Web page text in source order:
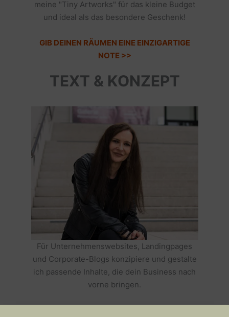
meine "Tiny Artworks" für das kleine Budget
und ideal als das besondere Geschenk!
GIB DEINEN RÄUMEN EINE EINZIGARTIGE
NOTE >>
TEXT & KONZEPT
Für Unternehmenswebsites, Landingpages
und Corporate-Blogs konzipiere und gestalte
ich passende Inhalte, die dein Business nach
vorne bringen.